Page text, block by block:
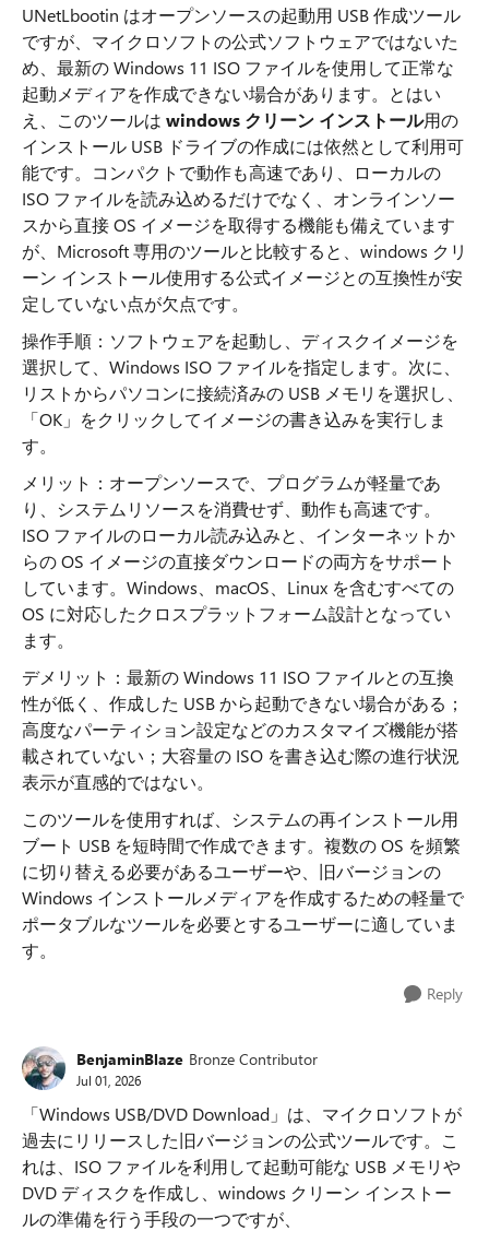
UNetLbootin はオープンソースの起動用 USB 作成ツール
ですが、マイクロソフトの公式ソフトウェアではないた
め、最新の Windows 11 ISO ファイルを使用して正常な
起動メディアを作成できない場合があります。とはい
え、このツールは windows クリーン インストール用の
インストール USB ドライブの作成には依然として利用可
能です。コンパクトで動作も高速であり、ローカルの
ISO ファイルを読み込めるだけでなく、オンラインソー
スから直接 OS イメージを取得する機能も備えています
が、Microsoft 専用のツールと比較すると、windows クリ
ーン インストール使用する公式イメージとの互換性が安
定していない点が欠点です。
操作手順：ソフトウェアを起動し、ディスクイメージを
選択して、Windows ISO ファイルを指定します。次に、
リストからパソコンに接続済みの USB メモリを選択し、
「OK」をクリックしてイメージの書き込みを実行しま
す。
メリット：オープンソースで、プログラムが軽量であ
り、システムリソースを消費せず、動作も高速です。
ISO ファイルのローカル読み込みと、インターネットか
らの OS イメージの直接ダウンロードの両方をサポート
しています。Windows、macOS、Linux を含むすべての
OS に対応したクロスプラットフォーム設計となってい
ます。
デメリット：最新の Windows 11 ISO ファイルとの互換
性が低く、作成した USB から起動できない場合がある；
高度なパーティション設定などのカスタマイズ機能が搭
載されていない；大容量の ISO を書き込む際の進行状況
表示が直感的ではない。
このツールを使用すれば、システムの再インストール用
ブート USB を短時間で作成できます。複数の OS を頻繁
に切り替える必要があるユーザーや、旧バージョンの
Windows インストールメディアを作成するための軽量で
ポータブルなツールを必要とするユーザーに適していま
す。
Reply
BenjaminBlaze Bronze Contributor
Jul 01, 2026
「Windows USB/DVD Download」は、マイクロソフトが
過去にリリースした旧バージョンの公式ツールです。こ
れは、ISO ファイルを利用して起動可能な USB メモリや
DVD ディスクを作成し、windows クリーン インストー
ルの準備を行う手段の一つですが、